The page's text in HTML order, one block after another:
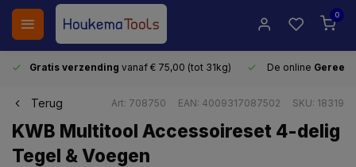
0
Gratis verzending vanaf € 75,00 (tot 31kg) De online
Terug Art: 708750 EAN: 4009317087502 SKU: 18319
KWB Multitool Accessoireset 4-delig
Tegel & Voegen